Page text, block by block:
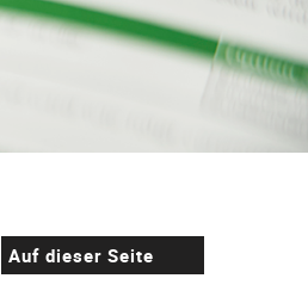
Auf dieser Seite